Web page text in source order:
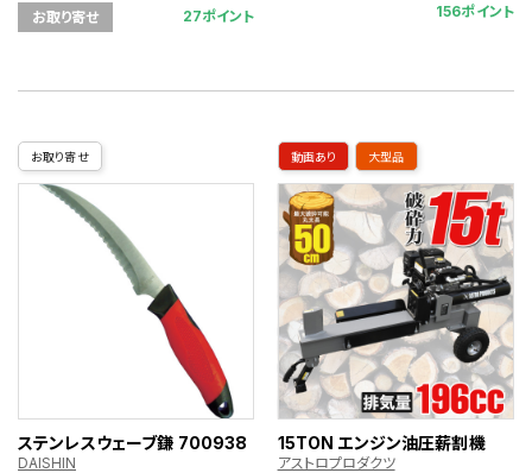
お取り寄せ 27ポイント
156ポイント
お取り寄せ
ステンレスウェーブ鎌 700938
DAISHIN
動画あり 大型品
15TON エンジン油圧薪割機
アストロプロダクツ